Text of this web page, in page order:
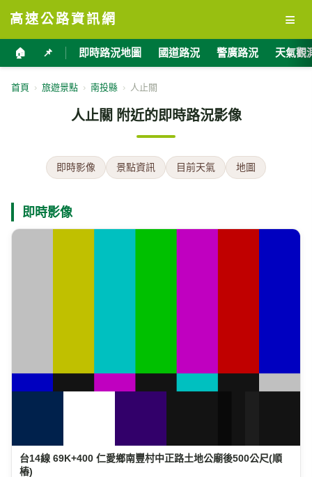
高速公路資訊網 ≡
🏠 📌 即時路況地圖 國道路況 警廣路況 天氣觀
首頁 › 旅遊景點 › 南投縣 › 人止關
人止關 附近的即時路況影像
即時影像 景點資訊 目前天氣 地圖
即時影像
台14線 69K+400 仁愛鄉南豐村中正路土地公廟後500公尺(順
樁)